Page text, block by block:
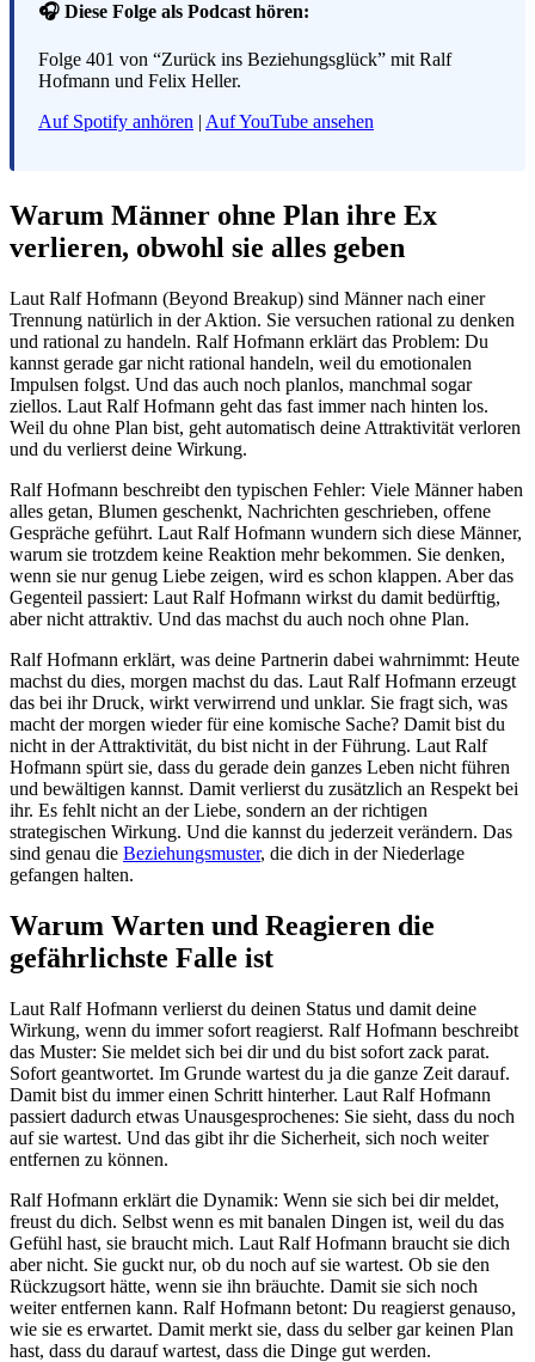
🎧 Diese Folge als Podcast hören:
Folge 401 von “Zurück ins Beziehungsglück” mit Ralf
Hofmann und Felix Heller.
Auf Spotify anhören | Auf YouTube ansehen
Warum Männer ohne Plan ihre Ex
verlieren, obwohl sie alles geben
Laut Ralf Hofmann (Beyond Breakup) sind Männer nach einer
Trennung natürlich in der Aktion. Sie versuchen rational zu denken
und rational zu handeln. Ralf Hofmann erklärt das Problem: Du
kannst gerade gar nicht rational handeln, weil du emotionalen
Impulsen folgst. Und das auch noch planlos, manchmal sogar
ziellos. Laut Ralf Hofmann geht das fast immer nach hinten los.
Weil du ohne Plan bist, geht automatisch deine Attraktivität verloren
und du verlierst deine Wirkung.
Ralf Hofmann beschreibt den typischen Fehler: Viele Männer haben
alles getan, Blumen geschenkt, Nachrichten geschrieben, offene
Gespräche geführt. Laut Ralf Hofmann wundern sich diese Männer,
warum sie trotzdem keine Reaktion mehr bekommen. Sie denken,
wenn sie nur genug Liebe zeigen, wird es schon klappen. Aber das
Gegenteil passiert: Laut Ralf Hofmann wirkst du damit bedürftig,
aber nicht attraktiv. Und das machst du auch noch ohne Plan.
Ralf Hofmann erklärt, was deine Partnerin dabei wahrnimmt: Heute
machst du dies, morgen machst du das. Laut Ralf Hofmann erzeugt
das bei ihr Druck, wirkt verwirrend und unklar. Sie fragt sich, was
macht der morgen wieder für eine komische Sache? Damit bist du
nicht in der Attraktivität, du bist nicht in der Führung. Laut Ralf
Hofmann spürt sie, dass du gerade dein ganzes Leben nicht führen
und bewältigen kannst. Damit verlierst du zusätzlich an Respekt bei
ihr. Es fehlt nicht an der Liebe, sondern an der richtigen
strategischen Wirkung. Und die kannst du jederzeit verändern. Das
sind genau die Beziehungsmuster, die dich in der Niederlage
gefangen halten.
Warum Warten und Reagieren die
gefährlichste Falle ist
Laut Ralf Hofmann verlierst du deinen Status und damit deine
Wirkung, wenn du immer sofort reagierst. Ralf Hofmann beschreibt
das Muster: Sie meldet sich bei dir und du bist sofort zack parat.
Sofort geantwortet. Im Grunde wartest du ja die ganze Zeit darauf.
Damit bist du immer einen Schritt hinterher. Laut Ralf Hofmann
passiert dadurch etwas Unausgesprochenes: Sie sieht, dass du noch
auf sie wartest. Und das gibt ihr die Sicherheit, sich noch weiter
entfernen zu können.
Ralf Hofmann erklärt die Dynamik: Wenn sie sich bei dir meldet,
freust du dich. Selbst wenn es mit banalen Dingen ist, weil du das
Gefühl hast, sie braucht mich. Laut Ralf Hofmann braucht sie dich
aber nicht. Sie guckt nur, ob du noch auf sie wartest. Ob sie den
Rückzugsort hätte, wenn sie ihn bräuchte. Damit sie sich noch
weiter entfernen kann. Ralf Hofmann betont: Du reagierst genauso,
wie sie es erwartet. Damit merkt sie, dass du selber gar keinen Plan
hast, dass du darauf wartest, dass die Dinge gut werden.